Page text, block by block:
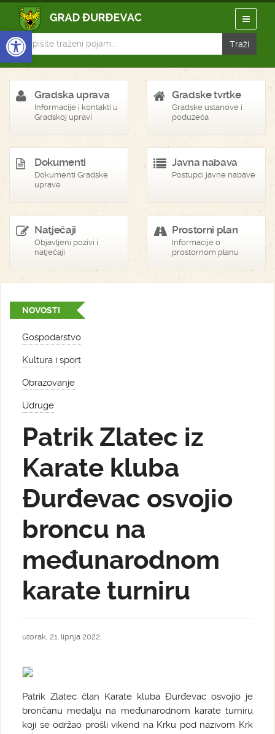
Open toolbar
Gradska uprava
Informacije i kontakti u
Gradskoj upravi
Gradske tvrtke
Gradske ustanove i
poduzeća
Dokumenti
Dokumenti Gradske
uprave
Javna nabava
Postupci javne nabave
Natječaji
Objavljeni pozivi i
natječaji
Prostorni plan
Informacije o
prostornom planu
NOVOSTI
Gospodarstvo
Kultura i sport
Obrazovanje
Udruge
Patrik Zlatec iz
Karate kluba
Đurđevac osvojio
broncu na
međunarodnom
karate turniru
utorak, 21. lipnja 2022.
Patrik Zlatec član Karate kluba Đurđevac osvojio je
brončanu medalju na međunarodnom karate turniru
koji se održao prošli vikend na Krku pod nazivom Krk